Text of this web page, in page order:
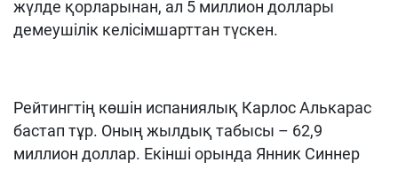
жүлде қорларынан, ал 5 миллион доллары
демеушілік келісімшарттан түскен.
Рейтингтің көшін испаниялық Карлос Алькарас
бастап тұр. Оның жылдық табысы – 62,9
миллион доллар. Екінші орында Янник Синнер